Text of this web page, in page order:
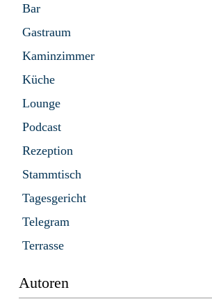
Bar
Gastraum
Kaminzimmer
Küche
Lounge
Podcast
Rezeption
Stammtisch
Tagesgericht
Telegram
Terrasse
Autoren